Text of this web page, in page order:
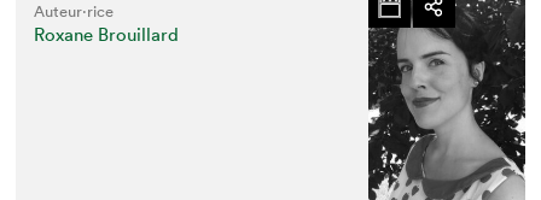
Auteur·rice
Roxane Brouillard